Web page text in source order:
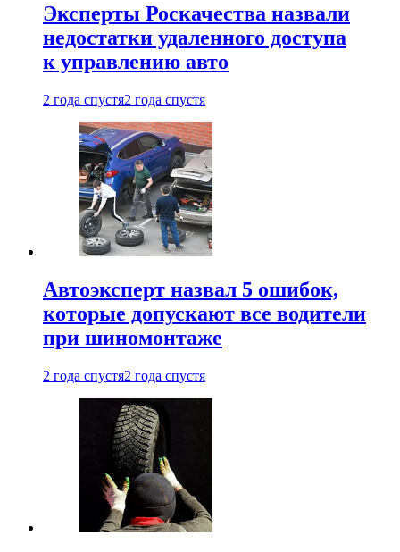
Эксперты Роскачества назвали
недостатки удаленного доступа
к управлению авто
2 года спустя2 года спустя
Автоэксперт назвал 5 ошибок,
которые допускают все водители
при шиномонтаже
2 года спустя2 года спустя